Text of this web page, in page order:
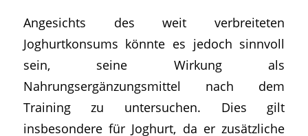
Angesichts des weit verbreiteten
Joghurtkonsums könnte es jedoch sinnvoll
sein, seine Wirkung als
Nahrungsergänzungsmittel nach dem
Training zu untersuchen. Dies gilt
insbesondere für Joghurt, da er zusätzliche